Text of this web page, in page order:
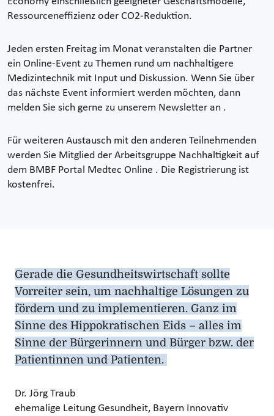
Ressourceneffizienz oder CO2-Reduktion.
Jeden ersten Freitag im Monat veranstalten die Partner
ein Online-Event zu Themen rund um nachhaltigere
Medizintechnik mit Input und Diskussion. Wenn Sie über
das nächste Event informiert werden möchten, dann
melden Sie sich gerne zu unserem Newsletter an .
Für weiteren Austausch mit den anderen Teilnehmenden
werden Sie Mitglied der Arbeitsgruppe Nachhaltigkeit auf
dem BMBF Portal Medtec Online . Die Registrierung ist
kostenfrei.
Gerade die Gesundheitswirtschaft sollte
Vorreiter sein, um nachhaltige Lösungen zu
fördern und zu implementieren. Ganz im
Sinne des Hippokratischen Eids – alles im
Sinne der Bürgerinnern und Bürger bzw. der
Patientinnen und Patienten.
Dr. Jörg Traub
ehemalige Leitung Gesundheit, Bayern Innovativ